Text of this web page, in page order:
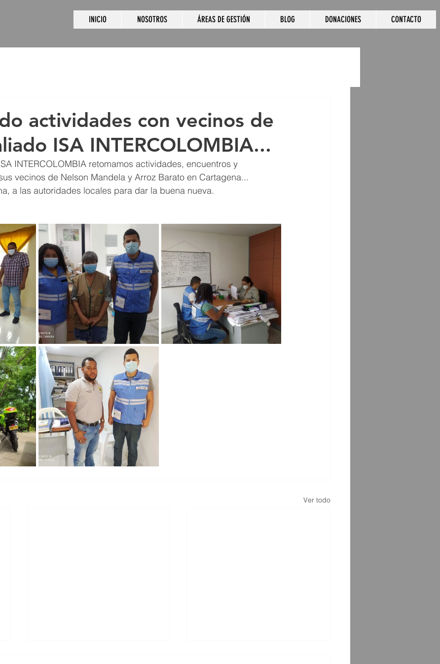
INICIO NOSOTROS ÁREAS DE GESTIÓN BLOG DONACIONES CONTACTO
actividades con vecinos de
ISA INTERCOLOMBIA...
INTERCOLOMBIA retomamos actividades, encuentros y
vecinos de Nelson Mandela y Arroz Barato en Cartagena...
a las autoridades locales para dar la buena nueva.
Ver todo